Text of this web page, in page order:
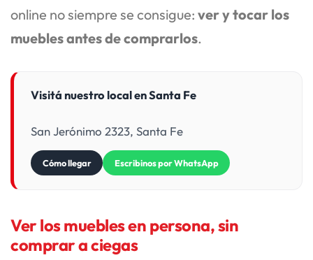
online no siempre se consigue: ver y tocar los
muebles antes de comprarlos.
Visitá nuestro local en Santa Fe
San Jerónimo 2323, Santa Fe
Cómo llegar Escribinos por WhatsApp
Ver los muebles en persona, sin
comprar a ciegas